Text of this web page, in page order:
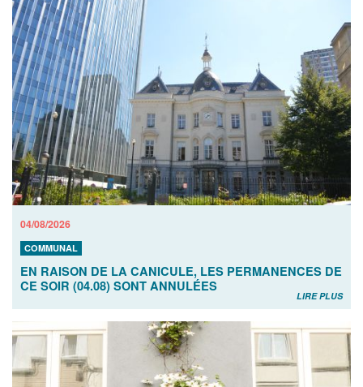
04/08/2026
COMMUNAL
EN RAISON DE LA CANICULE, LES PERMANENCES DE
CE SOIR (04.08) SONT ANNULÉES
LIRE PLUS